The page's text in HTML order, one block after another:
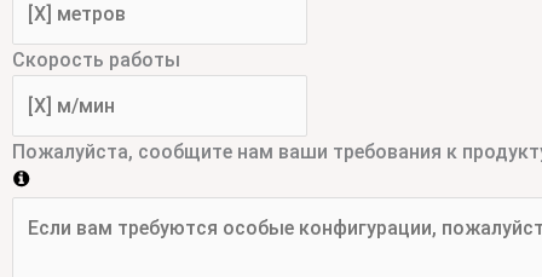
Скорость работы
Пожалуйста, сообщите нам ваши требования к